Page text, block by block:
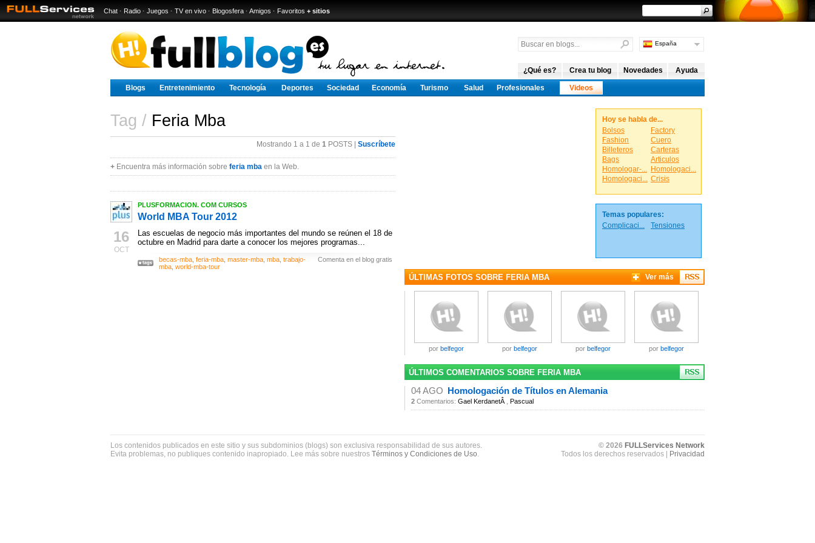
Chat · Radio · Juegos · TV en vivo · Blogosfera · Amigos · Favoritos + sitios
España
Internacional
¿Qué es? Crea tu blog Novedades Ayuda
Blogs Entretenimiento Tecnología Deportes Sociedad Economía Turismo Salud Profesionales Videos
Tag / Feria Mba
Mostrando 1 a 1 de 1 POSTS | Suscríbete
+ Encuentra más información sobre feria mba en la Web.
16
OCT
PLUSFORMACION. COM CURSOS
World MBA Tour 2012
Las escuelas de negocio más importantes del mundo se reúnen el 18 de
octubre en Madrid para darte a conocer los mejores programas...
Comenta en el blog gratis
becas-mba feria-mba master-mba mba trabajo-
mba world-mba-tour
Hoy se habla de...
Bolsos
Factory
Fashion
Cuero
Billeteros
Carteras
Bags
Articulos
Homologar-... Homologaci...
Homologaci... Crisis
Temas populares:
Complicaci...
Tensiones
Ver más
ÚLTIMAS FOTOS SOBRE FERIA MBA
por belfegor por belfegor por belfegor por belfegor
ÚLTIMOS COMENTARIOS SOBRE FERIA MBA
04 AGO Homologación de Títulos en Alemania
2 Comentarios: Gael KerdanetÂ Pascual
© 2026 FULLServices Network
Todos los derechos reservados |
Privacidad
Los contenidos publicados en este sitio y sus subdominios (blogs) son exclusiva responsabilidad de sus autores.
Evita problemas, no publiques contenido inapropiado. Lee más sobre nuestros Términos y Condiciones de Uso.